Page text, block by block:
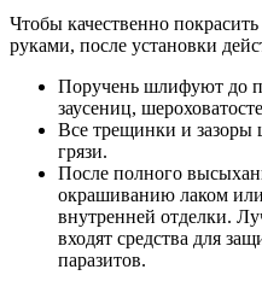
Чтобы качественно
руками, после установки
Поручень шлифуют до
заусениц,
Все трещинки и
грязи.
После полного
окрашиванию лаком
внутренней отделки.
входят средства для
паразитов.